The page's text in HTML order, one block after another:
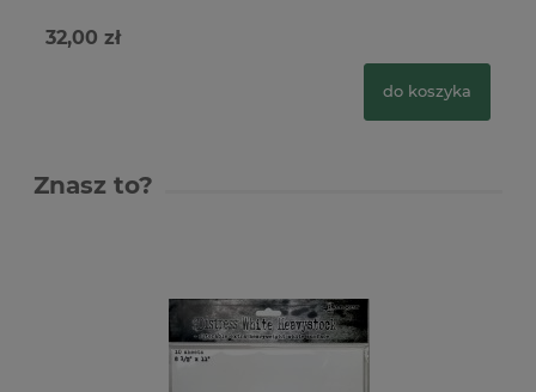
32,00 zł
do koszyka
Znasz to?